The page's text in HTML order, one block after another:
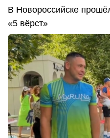
В Новороссийске
«5 вёрст»